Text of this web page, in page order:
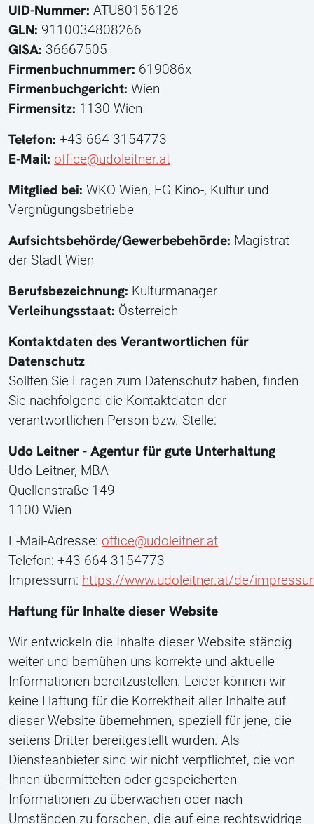
UID-Nummer: ATU80156126
GLN: 9110034808266
GISA: 36667505
Firmenbuchnummer: 619086x
Firmenbuchgericht: Wien
Firmensitz: 1130 Wien
Telefon: +43 664 3154773
E-Mail: office@udoleitner.at
Mitglied bei: WKO Wien, FG Kino-, Kultur und
Vergnügungsbetriebe
Aufsichtsbehörde/Gewerbebehörde: Magistrat
der Stadt Wien
Berufsbezeichnung: Kulturmanager
Verleihungsstaat: Österreich
Kontaktdaten des Verantwortlichen für
Datenschutz
Sollten Sie Fragen zum Datenschutz haben, finden
Sie nachfolgend die Kontaktdaten der
verantwortlichen Person bzw. Stelle:
Udo Leitner - Agentur für gute Unterhaltung
Udo Leitner, MBA
Quellenstraße 149
1100 Wien
E-Mail-Adresse: office@udoleitner.at
Telefon: +43 664 3154773
Impressum: https://www.udoleitner.at/de/
Haftung für Inhalte dieser Website
Wir entwickeln die Inhalte dieser Website ständig
weiter und bemühen uns korrekte und aktuelle
Informationen bereitzustellen. Leider können wir
keine Haftung für die Korrektheit aller Inhalte auf
dieser Website übernehmen, speziell für jene, die
seitens Dritter bereitgestellt wurden. Als
Diensteanbieter sind wir nicht verpflichtet, die von
Ihnen übermittelten oder gespeicherten
Informationen zu überwachen oder nach
Umständen zu forschen, die auf eine rechtswidrige